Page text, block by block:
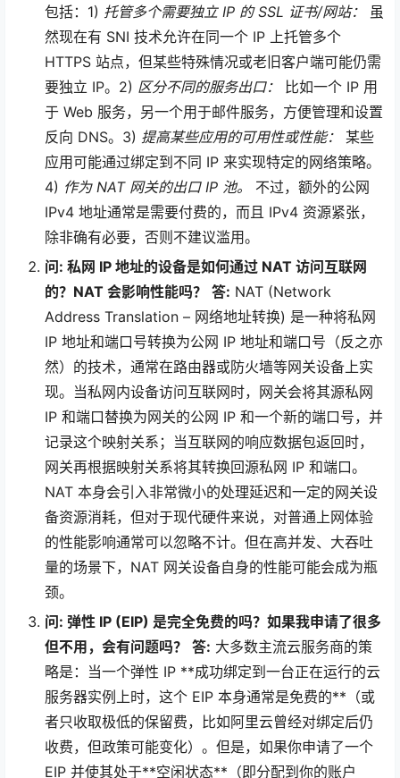
包括：1) 托管多个需要独立 IP 的 SSL 证书/网站：
虽
然现在有 SNI 技术允许在同一个 IP 上托管多个
HTTPS 站点，但某些特殊情况或老旧客户端可能仍需
要独立 IP。2) 区分不同的服务出口：
比如一个 IP 用
于 Web 服务，另一个用于邮件服务，方便管理和设置
反向 DNS。3) 提高某些应用的可用性或性能：
某些
应用可能通过绑定到不同 IP 来实现特定的网络策略。
4) 作为 NAT 网关的出口 IP 池。
不过，额外的公网
IPv4 地址通常是需要付费的，而且 IPv4 资源紧张，
除非确有必要，否则不建议滥用。
问: 私网 IP 地址的设备是如何通过 NAT 访问互联网
的？NAT 会影响性能吗？
答: NAT (Network
Address Translation – 网络地址转换) 是一种将私网
IP 地址和端口号转换为公网 IP 地址和端口号（反之亦
然）的技术，通常在路由器或防火墙等网关设备上实
现。当私网内设备访问互联网时，网关会将其源私网
IP 和端口替换为网关的公网 IP 和一个新的端口号，并
记录这个映射关系；当互联网的响应数据包返回时，
网关再根据映射关系将其转换回源私网 IP 和端口。
NAT 本身会引入非常微小的处理延迟和一定的网关设
备资源消耗，但对于现代硬件来说，对普通上网体验
的性能影响通常可以忽略不计。但在高并发、大吞吐
量的场景下，NAT 网关设备自身的性能可能会成为瓶
颈。
问: 弹性 IP (EIP) 是完全免费的吗？如果我申请了很多
但不用，会有问题吗？
答: 大多数主流云服务商的策
略是：当一个弹性 IP **成功绑定到一台正在运行的云
服务器实例上时，这个 EIP 本身通常是免费的**（或
者只收取极低的保留费，比如阿里云曾经对绑定后仍
收费，但政策可能变化）。但是，如果你申请了一个
EIP 并使其处于**空闲状态**（即分配到你的账户